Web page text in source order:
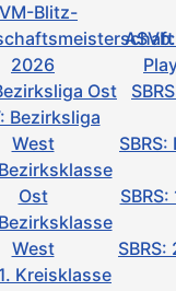
Blitz-
2026
Ost
Bezirksliga
West
Ost
West
Kreisklasse